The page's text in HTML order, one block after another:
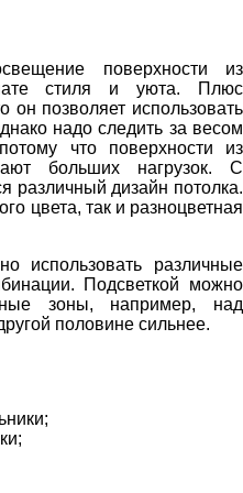
поверхности из
стиля и уюта. Плюс
он позволяет использовать
надо следить за весом
что поверхности из
больших нагрузок. С
различный дизайн потолка.
цвета, так и разноцветная
использовать различные
Подсветкой можно
зоны, например, над
половине сильнее.